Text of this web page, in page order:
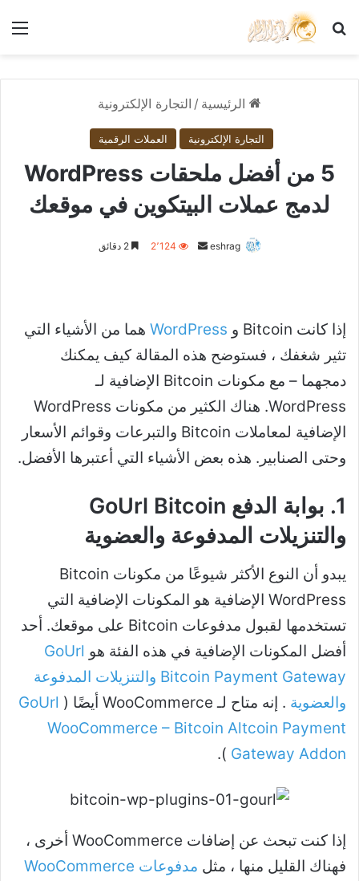
بحث عن
الرئيسية / التجارة الإلكترونية
التجارة الإلكترونية العملات الرقمية
5 من أفضل ملحقات WordPress
لدمج عملات البيتكوين في موقعك
eshrag
أرسل 2٬124 2 دقائق
إذا كانت Bitcoin و WordPress هما من الأشياء التي
تثير شغفك ، فستوضح هذه المقالة كيف يمكنك
دمجهما – مع مكونات Bitcoin الإضافية لـ
WordPress. هناك الكثير من مكونات WordPress
الإضافية لمعاملات Bitcoin والتبرعات وقوائم الأسعار
وحتى الصنابير. هذه بعض الأشياء التي أعتبرها الأفضل.
1. بوابة الدفع GoUrl Bitcoin
والتنزيلات المدفوعة والعضوية
يبدو أن النوع الأكثر شيوعًا من مكونات Bitcoin
WordPress الإضافية هو المكونات الإضافية التي
تستخدمها لقبول مدفوعات Bitcoin على موقعك. أحد
أفضل المكونات الإضافية في هذه الفئة هو GoUrl
Bitcoin Payment Gateway والتنزيلات المدفوعة
والعضوية . إنه متاح لـ WooCommerce أيضًا (
GoUrl
WooCommerce – Bitcoin Altcoin Payment
Gateway Addon
).
إذا كنت تبحث عن إضافات WooCommerce أخرى ،
فهناك القليل منها ، مثل
مدفوعات WooCommerce